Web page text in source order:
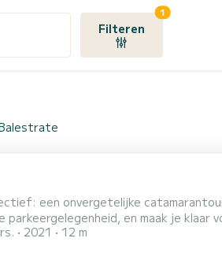
Filteren
1
catamarantour! Stap aan boord vanuit de haven van
parkeergelegenheid, en maak je klaar
spectaculaire grotten en
2021 12 m